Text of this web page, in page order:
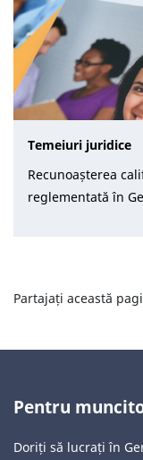
Temeiuri juridice
Recunoașterea
reglementată în
Partajați această
Pentru
Doriți să lucrați în